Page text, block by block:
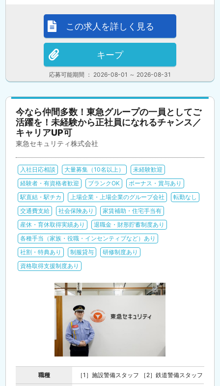
応募可能期間 ： 2026-08-01 ～ 2026-08-31
この求人を詳しく見る
キープ
今なら仲間多数！東急グループの一員としてご
活躍を！未経験から正社員になれるチャンス／
キャリアUP可
東急セキュリティ株式会社
入社日応相談 大量募集（10名以上）
未経験歓迎
経験者・有資格者歓迎
ブランクOK
ボーナス・賞与あり
駅直結・駅チカ
上場企業・上場企業のグループ会社
転勤なし
交通費支給
社会保険あり
家賃補助・住宅手当有
産休・育休取得実績あり
退職金・財形貯蓄制度あり
各種手当（家族・役職・インセンティブなど）あり
社割・特典あり
制服貸与
研修制度あり
資格取得支援制度あり
職種 ［1］施設警備スタッフ ［2］鉄道警備スタッフ